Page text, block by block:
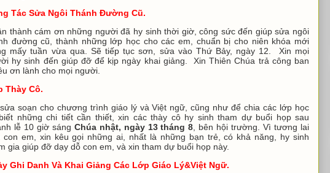
Tác Sửa Ngôi Thánh Đường Cũ.
thành cám ơn những người đã hy sinh thời giờ, công sức đến giúp sửa ngôi
đường cũ, thành những lớp học cho các em, chuẩn bị cho niên khóa mới
mấy tuần vừa qua. Sẽ tiếp tục sơn, sửa vào Thứ Bảy, ngày 12. Xin mọi
hy sinh đến giúp đỡ để kịp ngày khai giảng. Xin Thiên Chúa trả công ban
ơn lành cho mọi người.
Thày Cô.
soạn cho chương trình giáo lý và Việt ngữ, cũng như để chia các lớp học
những chi tiết cần thiết, xin các thày cô hy sinh tham dự buổi họp sau
lễ 10 giờ sáng Chúa nhật, ngày 13 tháng 8 , bên hội trường. Vì tương lai
con em, xin kêu gọi những ai, nhất là những bạn trẻ, có khả năng, hy sinh
gia giúp đỡ dạy dỗ con em, và xin tham dự buổi họp này.
Ghi Danh Và Khai Giảng Các Lớp Giáo Lý&Việt Ngữ.